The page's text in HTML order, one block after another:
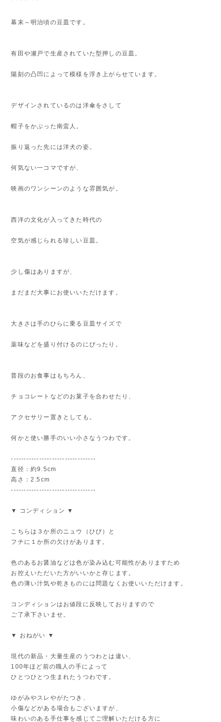
幕末～明治頃の豆皿です。
有田や瀬戸で生産されていた型押しの豆皿。
陽刻の凸凹によって模様を浮き上がらせています。
デザインされているのは洋傘をさして
帽子をかぶった南蛮人。
振り返った先には洋犬の姿。
何気ない一コマですが、
映画のワンシーンのような雰囲気が。
西洋の文化が入ってきた時代の
空気が感じられる珍しい豆皿。
少し傷はありますが、
まだまだ大事にお使いいただけます。
大きさは手のひらに乗る豆皿サイズで
薬味などを盛り付けるのにぴったり。
普段のお食事はもちろん、
チョコレートなどのお菓子を合わせたり、
アクセサリー置きとしても。
何かと使い勝手のいい小さなうつわです。
---------------------------------
直径：約9.5cm
高さ：2.5cm
---------------------------------
▼ コンディション ▼
こちらは３か所のニュウ（ひび）と
フチに１か所の欠けがあります。
色のあるお醤油などは色が染み込む可能性がありますため
お控えいただいた方がいいかと存じます。
色の薄い汁気や乾きものには問題なくお使いいただけます。
コンディションはお値段に反映しておりますので
ご了承下さいませ。
▼ おねがい ▼
現代の新品・大量生産のうつわとは違い、
100年ほど前の職人の手によって
ひとつひとつ生まれたうつわです。
ゆがみやスレやがたつき、
小傷などがある場合もございますが、
味わいのある手仕事を感じてご理解いただける方に